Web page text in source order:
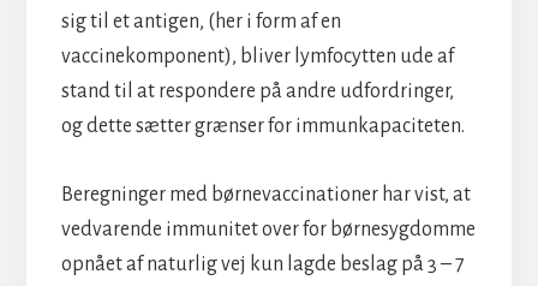
sig til et antigen, (her i form af en
vaccinekomponent), bliver lymfocytten ude af
stand til at respondere på andre udfordringer,
og dette sætter grænser for immunkapaciteten.
Beregninger med børnevaccinationer har vist, at
vedvarende immunitet over for børnesygdomme
opnået af naturlig vej kun lagde beslag på 3 – 7